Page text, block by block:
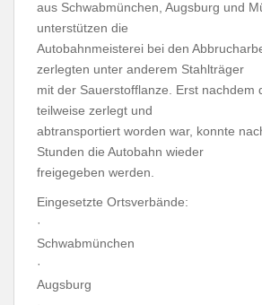
aus Schwabmünchen, Augsburg und
unterstützen die
Autobahnmeisterei bei den
zerlegten unter anderem Stahlträger
mit der Sauerstofflanze. Erst nachdem
teilweise zerlegt und
abtransportiert worden war, konnte
Stunden die Autobahn wieder
freigegeben werden.
Eingesetzte Ortsverbände:
·
Schwabmünchen
·
Augsburg